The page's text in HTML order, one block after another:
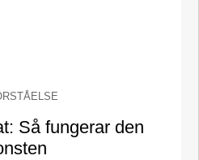
Så fungerar den